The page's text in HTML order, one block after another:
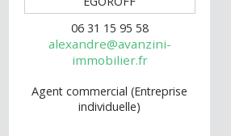
AlexandreEGOROFF
06 31 15 95 58
alexandre@avanzini-